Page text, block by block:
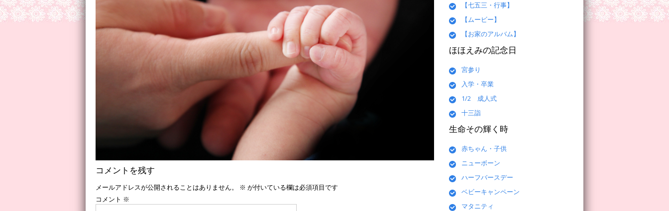
コメントを残す
メールアドレスが公開されることはありません。 ※ が付いている欄は必須項目です
コメント ※
【七五三・行事】
【ムービー】
【お家のアルバム】
ほほえみの記念日
宮参り
入学・卒業
1/2 成人式
十三詣
生命その輝く時
赤ちゃん・子供
ニューボーン
ハーフバースデー
ベビーキャンペーン
マタニティ